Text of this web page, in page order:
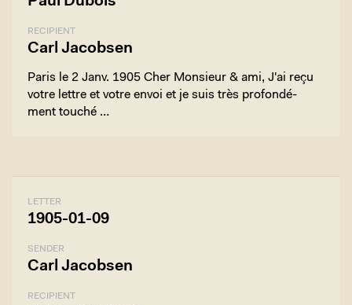
RECIPIENT
Carl Jacobsen
Paris le 2 Janv. 1905 Cher Monsieur & ami, J'ai reçu
votre lettre et votre envoi et je suis très profondé-
ment touché …
LETTER
1905-01-09
SENDER
Carl Jacobsen
RECIPIENT